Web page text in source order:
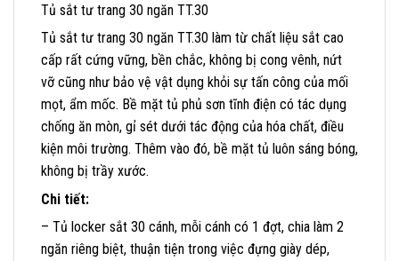
Tủ sắt tư trang 30 ngăn TT.30
Tủ sắt tư trang 30 ngăn TT.30 làm từ chất liệu sắt cao
cấp rất cứng vững, bền chắc, không bị cong vênh, nứt
vỡ cũng như bảo vệ vật dụng khỏi sự tấn công của mối
mọt, ẩm mốc. Bề mặt tủ phủ sơn tĩnh điện có tác dụng
chống ăn mòn, gỉ sét dưới tác động của hóa chất, điều
kiện môi trường. Thêm vào đó, bề mặt tủ luôn sáng bóng,
không bị trầy xước.
Chi tiết:
– Tủ locker sắt 30 cánh, mỗi cánh có 1 đợt, chia làm 2
ngăn riêng biệt, thuận tiện trong việc đựng giày dép,